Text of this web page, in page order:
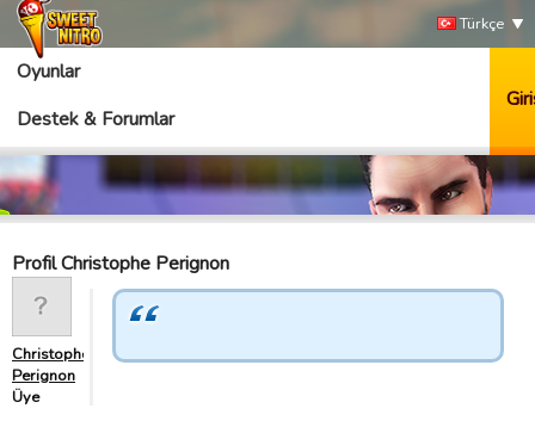
Türkçe
Oyunlar
Destek & Forumlar
Profil Christophe Perignon
Christophe
Perignon
Üye